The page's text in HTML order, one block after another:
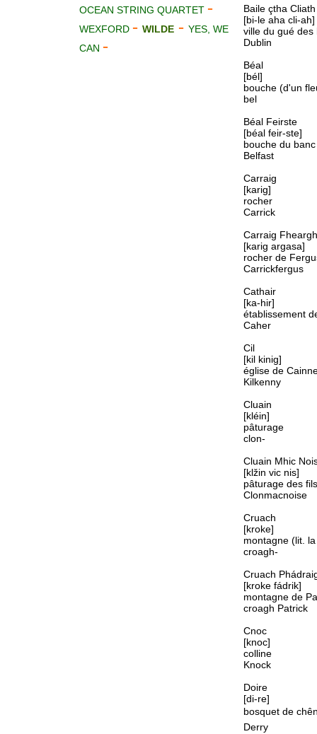
OCEAN STRING QUARTET -
WEXFORD - WILDE - YES, WE
CAN -
Baile çtha Cliath
[bi-le aha cli-ah]
ville du gué des
Dublin
Béal
[bél]
bouche (d'un
bel
Béal Feirste
[béal feir-ste]
bouche du
Belfast
Carraig
[karig]
rocher
Carrick
Carraig
[karig argasa]
rocher de
Carrickfergus
Cathair
[ka-hir]
établissement
Caher
Cil
[kil kinig]
église de
Kilkenny
Cluain
[kléin]
pâturage
clon-
Cluain Mhic
[klžin vic nis]
pâturage des
Clonmacnoise
Cruach
[kroke]
montagne (lit.
croagh-
Cruach
[kroke fádrik]
montagne de
croagh Patrick
Cnoc
[knoc]
colline
Knock
Doire
[di-re]
bosquet de
Derry